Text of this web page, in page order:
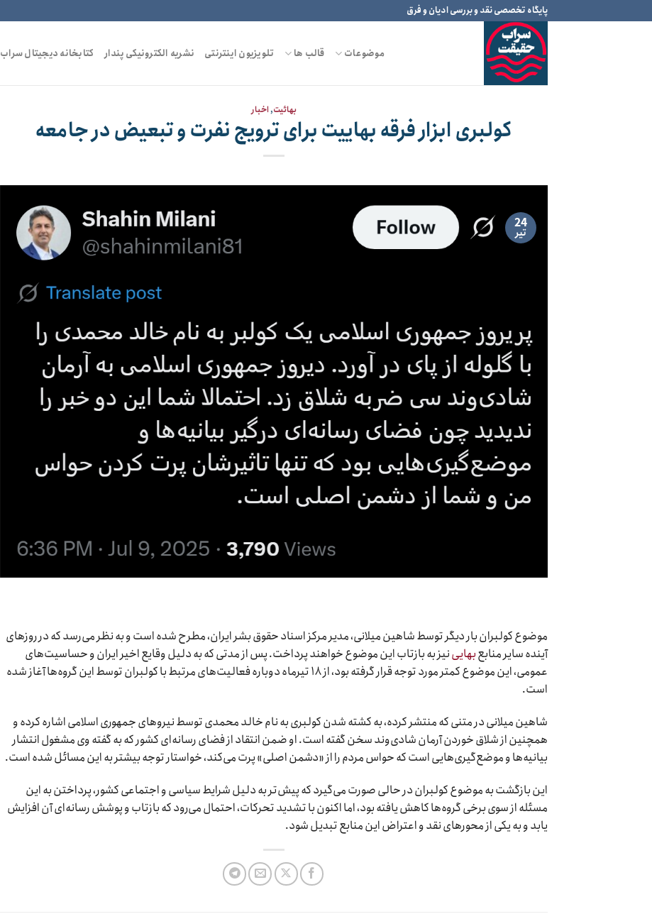
to
پایگاه تخصصی نقد و بررسی ادیان و فرق
موضوعات قالب ها تلویزیون اینترنتی نشریه الکترونیکی پندار کتابخانه دیجیتال سراب
بهائیت,اخبار
کولبری ابزار فرقه بهاییت برای ترویج نفرت و تبعیض در جامعه
24
تیر
موضوع کولبران بار دیگر توسط شاهین میلانی، مدیر مرکز اسناد حقوق بشر ایران، مطرح شده است و به نظر می‌رسد که در روزهای
آینده سایر منابعبهایینیز به بازتاب این موضوع خواهند پرداخت. پس از مدتی که به دلیل وقایع اخیر ایران و حساسیت‌های
عمومی، این موضوع کمتر مورد توجه قرار گرفته بود، از ۱۸ تیرماه دوباره فعالیت‌های مرتبط با کولبران توسط این گروه‌ها آغاز شده
است.
شاهین میلانی در متنی که منتشر کرده، به کشته شدن کولبری به نام خالد محمدی توسط نیروهای جمهوری اسلامی اشاره کرده و
همچنین از شلاق خوردن آرمان شادی‌وند سخن گفته است. او ضمن انتقاد از فضای رسانه‌ای کشور که به گفته وی مشغول انتشار
بیانیه‌ها و موضع‌گیری‌هایی است که حواس مردم را از «دشمن اصلی» پرت می‌کند، خواستار توجه بیشتر به این مسائل شده است.
این بازگشت به موضوع کولبران در حالی صورت می‌گیرد که پیش‌تر به دلیل شرایط سیاسی و اجتماعی کشور، پرداختن به این
مسئله از سوی برخی گروه‌ها کاهش یافته بود، اما اکنون با تشدید تحرکات، احتمال می‌رود که بازتاب و پوشش رسانه‌ای آن افزایش
یابد و به یکی از محورهای نقد و اعتراض این منابع تبدیل شود.